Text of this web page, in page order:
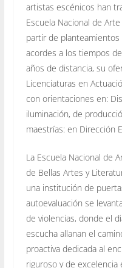
artistas escénicos han
Escuela Nacional de
partir de
acordes a los tiempos
años de distancia, su
Licenciaturas en
con orientaciones en:
iluminación, de
maestrías: en Dirección
La Escuela Nacional de
de Bellas Artes y
una institución de
autoevaluación se
de violencias, donde el
escucha allanan el
proactiva dedicada al
riguroso y de